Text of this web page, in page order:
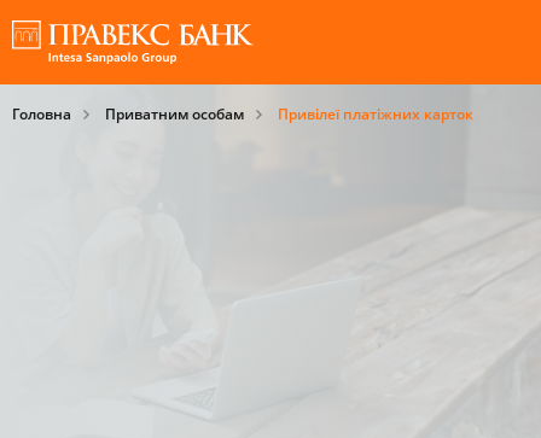
Головна Приватним особам Привілеї платіжних карток